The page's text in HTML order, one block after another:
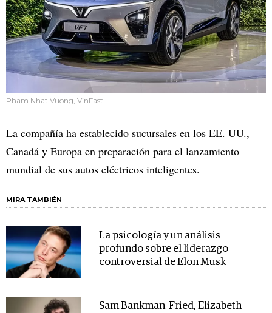
Pham Nhat Vuong, VinFast
La compañía ha establecido sucursales en los EE. UU.,
Canadá y Europa en preparación para el lanzamiento
mundial de sus autos eléctricos inteligentes.
MIRA TAMBIÉN
La psicología y un análisis
profundo sobre el liderazgo
controversial de Elon Musk
Sam Bankman-Fried, Elizabeth